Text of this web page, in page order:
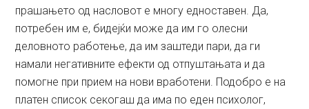
прашањето од насловот е многу едноставен. Да,
потребен им е, бидејќи може да им го олесни
деловното работење, да им заштеди пари, да ги
намали негативните ефекти од отпуштањата и да
помогне при прием на нови вработени. Подобро е на
платен список секогаш да има по еден психолог,